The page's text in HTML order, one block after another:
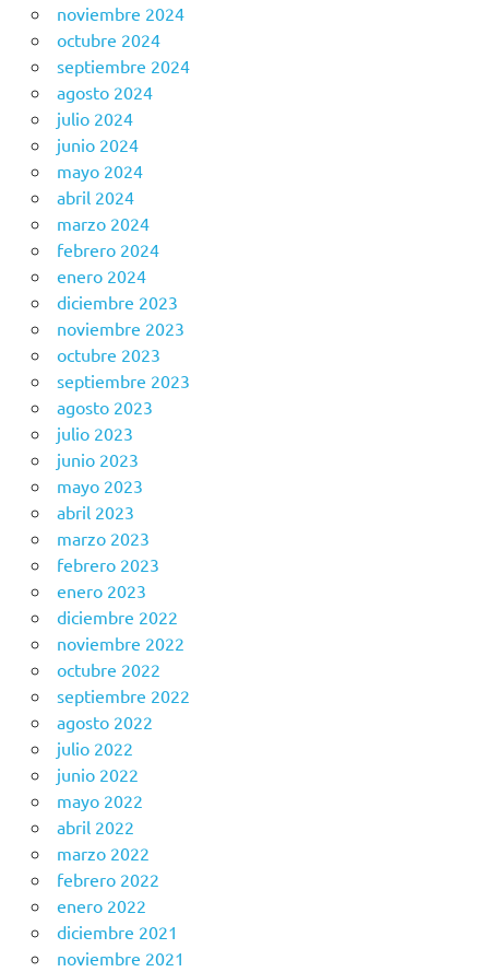
noviembre 2024
octubre 2024
septiembre 2024
agosto 2024
julio 2024
junio 2024
mayo 2024
abril 2024
marzo 2024
febrero 2024
enero 2024
diciembre 2023
noviembre 2023
octubre 2023
septiembre 2023
agosto 2023
julio 2023
junio 2023
mayo 2023
abril 2023
marzo 2023
febrero 2023
enero 2023
diciembre 2022
noviembre 2022
octubre 2022
septiembre 2022
agosto 2022
julio 2022
junio 2022
mayo 2022
abril 2022
marzo 2022
febrero 2022
enero 2022
diciembre 2021
noviembre 2021